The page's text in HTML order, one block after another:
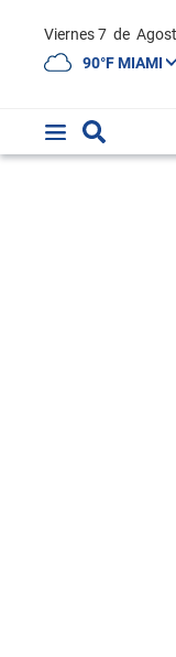
Viernes 7 de
90°F MIAMI